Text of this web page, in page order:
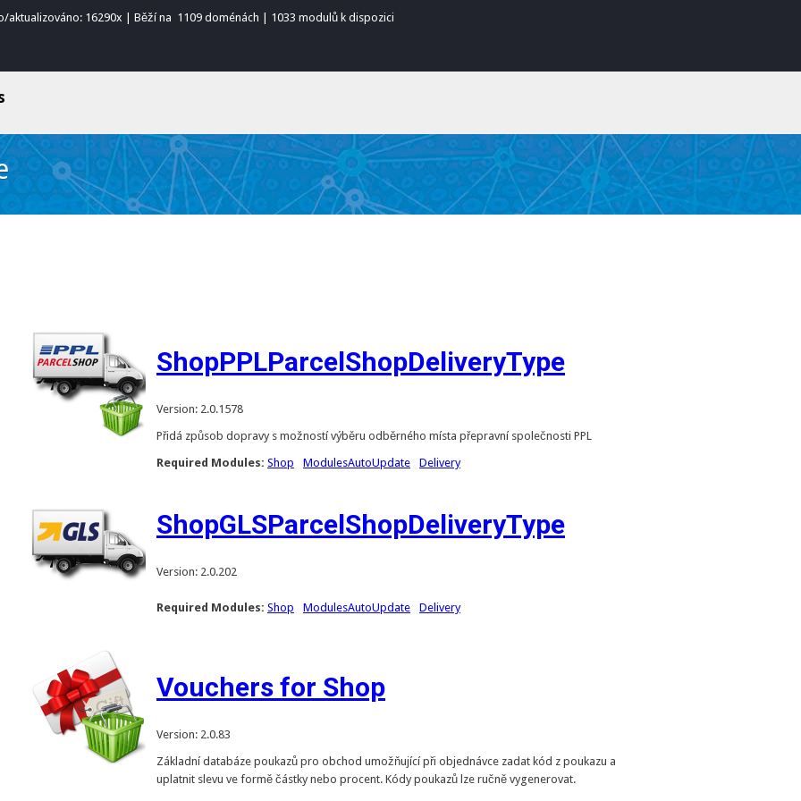
aktualizováno: 16290x | Běží na 1109 doménách | 1033 modulů k dispozici
ShopPPLParcelShopDeliveryType
Version: 2.0.1578
Přidá způsob dopravy s možností výběru odběrného místa přepravní společnosti PPL
Required Modules: Shop ModulesAutoUpdate Delivery
ShopGLSParcelShopDeliveryType
Version: 2.0.202
Required Modules: Shop ModulesAutoUpdate Delivery
Vouchers for Shop
Version: 2.0.83
Základní databáze poukazů pro obchod umožňující při objednávce zadat kód z poukazu a
uplatnit slevu ve formě částky nebo procent. Kódy poukazů lze ručně vygenerovat.